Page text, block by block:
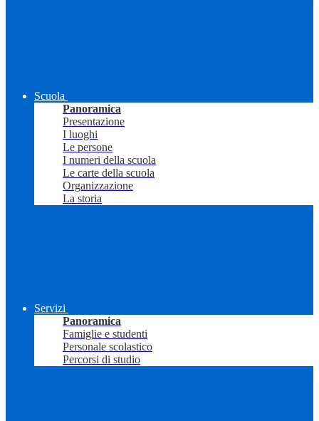
Scuola
Panoramica
Presentazione
I luoghi
Le persone
I numeri della scuola
Le carte della scuola
Organizzazione
La storia
Servizi
Panoramica
Famiglie e studenti
Personale scolastico
Percorsi di studio